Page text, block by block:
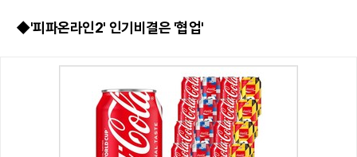
◆'피파온라인2' 인기비결은 '협업'